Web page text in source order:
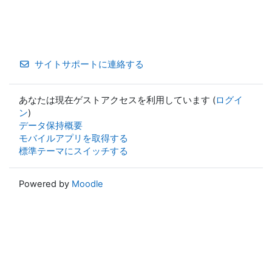
サイトサポートに連絡する
あなたは現在ゲストアクセスを利用しています (ログイ
ン)
データ保持概要
モバイルアプリを取得する
標準テーマにスイッチする
Powered by Moodle